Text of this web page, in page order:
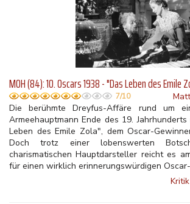
MOH (84): 10. Oscars 1938 - "Das Leben des Emile
7/10
Die berühmte Dreyfus-Affäre rund um
Armeehauptmann Ende des 19.
Leben des Emile Zola", dem Oscar-
Doch trotz einer lobenswerten
charismatischen Hauptdarsteller reicht es
für einen wirklich erinnerungswürdigen
Kritik